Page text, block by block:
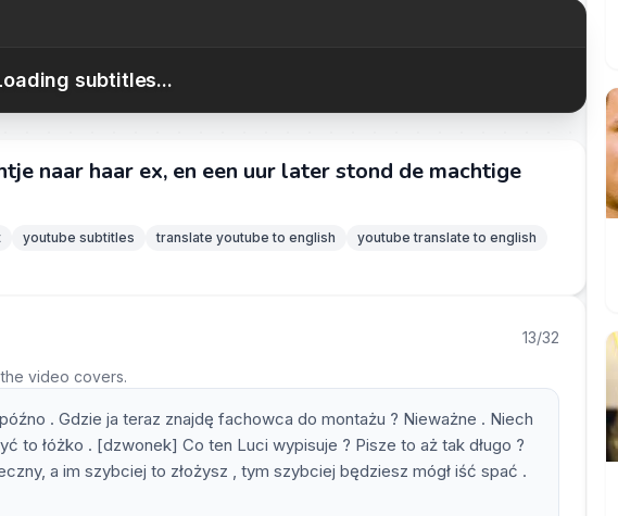
subtitles...
naar haar ex, en een uur later stond de machtige
youtube subtitles translate youtube to english
youtube translate to english
13/32
video covers.
. Gdzie ja teraz znajdę fachowca do montażu ? Nieważne . Niech
to łóżko . [dzwonek] Co ten Luci wypisuje ? Pisze to aż tak długo ?
a im szybciej to złożysz , tym szybciej będziesz mógł iść spać .